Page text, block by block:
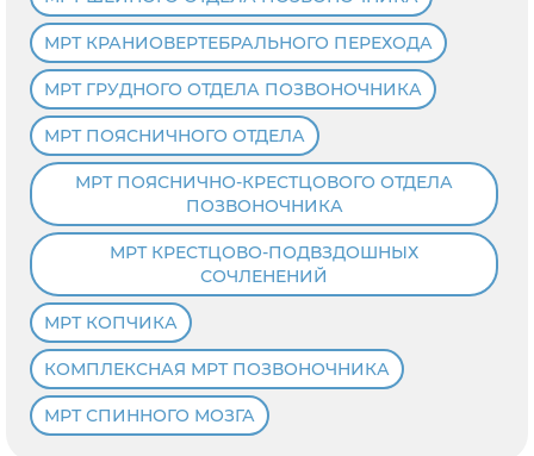
МРТ КРАНИОВЕРТЕБРАЛЬНОГО ПЕРЕХОДА
МРТ ГРУДНОГО ОТДЕЛА ПОЗВОНОЧНИКА
МРТ ПОЯСНИЧНОГО ОТДЕЛА
МРТ ПОЯСНИЧНО-КРЕСТЦОВОГО ОТДЕЛА
ПОЗВОНОЧНИКА
МРТ КРЕСТЦОВО-ПОДВЗДОШНЫХ
СОЧЛЕНЕНИЙ
МРТ КОПЧИКА
КОМПЛЕКСНАЯ МРТ ПОЗВОНОЧНИКА
МРТ СПИННОГО МОЗГА